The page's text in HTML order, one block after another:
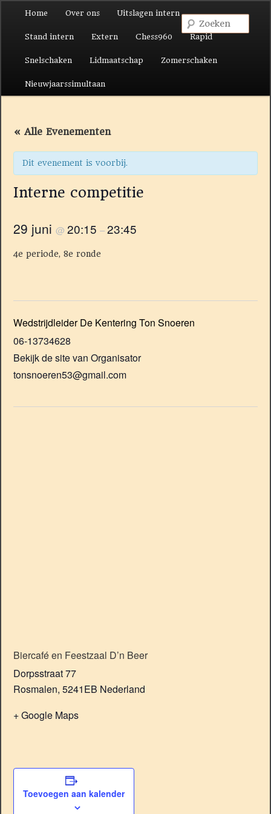
Spring naar de primaire inhoud
Spring naar de secundaire inhoud
Home Over ons Uitslagen intern
Stand intern Extern Chess960 Rapid
Snelschaken Lidmaatschap Zomerschaken
Nieuwjaarssimultaan
« Alle Evenementen
Dit evenement is voorbij.
Interne competitie
29 juni @ 20:15 –23:45
4e periode, 8e ronde
Wedstrijdleider De Kentering Ton Snoeren
06-13734628
Bekijk de site van Organisator
tonsnoeren53@gmail.com
Biercafé en Feestzaal D’n Beer
Dorpsstraat 77
Rosmalen, 5241EB Nederland
+ Google Maps
Toevoegen aan kalender